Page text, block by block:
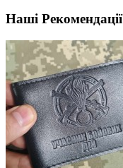
Наші Рекомендації